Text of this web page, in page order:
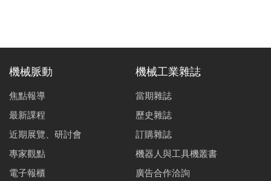
機械脈動
焦點報導
最新課程
近期展覽、研討會
專家觀點
電子報櫃
機械工業雜誌
當期雜誌
歷史雜誌
訂購雜誌
機器人與工具機叢書
廣告合作洽詢